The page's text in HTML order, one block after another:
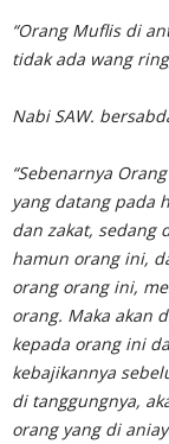
“Orang Muflis di
tidak ada wang
Nabi SAW.
“Sebenarnya
yang datang pada
dan zakat, sedang
hamun orang ini,
orang orang ini,
orang. Maka akan
kepada orang ini
kebajikannya
di tanggungnya,
orang yang di